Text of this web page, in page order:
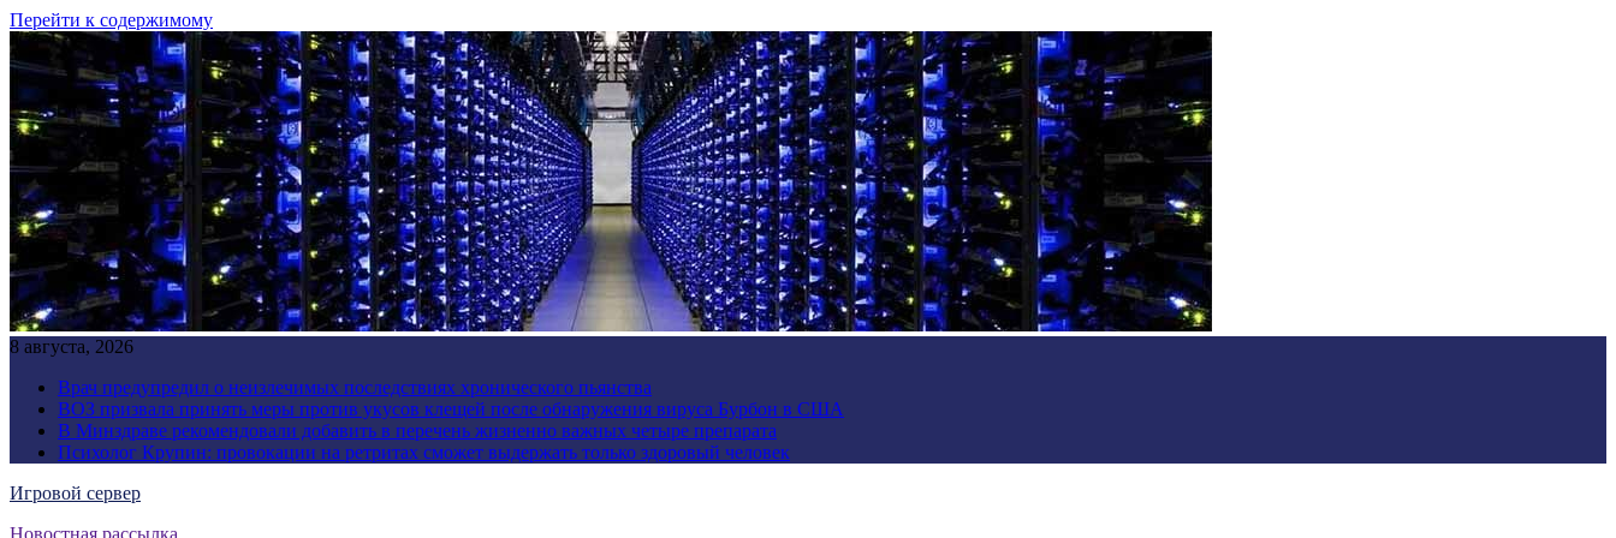
Перейти к содержимому
8 августа, 2026
Врач предупредил о неизлечимых последствиях хронического пьянства
ВОЗ призвала принять меры против укусов клещей после обнаружения вируса Бурбон в США
В Минздраве рекомендовали добавить в перечень жизненно важных четыре препарата
Психолог Крупин: провокации на ретритах сможет выдержать только здоровый человек
Игровой сервер
Новостная рассылка